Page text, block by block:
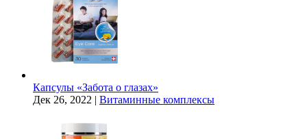
Капсулы «Забота о глазах»
Дек 26, 2022 | Витаминные комплексы